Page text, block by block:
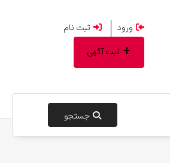
جستجو
ورود
ثبت نام
ثبت آگهی